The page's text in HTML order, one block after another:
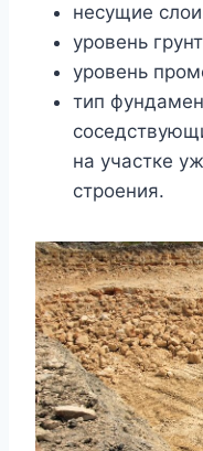
несущие слои
уровень
уровень
тип
на участке
строения.